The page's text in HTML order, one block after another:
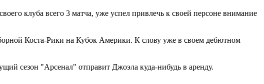
клуба всего 3 матча, уже успел привлечь к своей персоне внимание
Коста-Рики на Кубок Америки. К слову уже в своем дебютном
сезон "Арсенал" отправит Джоэла куда-нибудь в аренду.